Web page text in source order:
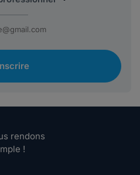
rendons
!